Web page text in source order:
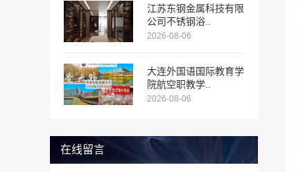
江苏东钢金属科技有限
公司不锈钢浴..
2026-08-06
大连外国语国际教育学
院航空职教学..
2026-08-06
在线留言